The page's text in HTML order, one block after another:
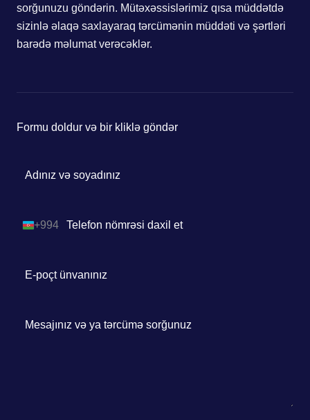
sorğunuzu göndərin. Mütəxəssislərimiz qısa müddətdə
sizinlə əlaqə saxlayaraq tərcümənin müddəti və şərtləri
barədə məlumat verəcəklər.
Formu doldur və bir kliklə göndər
Azerbaijan
+994